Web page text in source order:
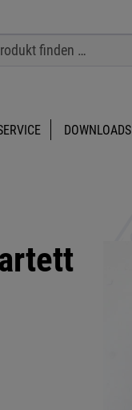
DOWNLOADS